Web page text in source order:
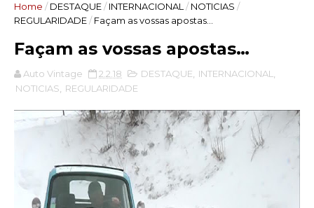
Home / DESTAQUE/ INTERNACIONAL / NOTICIAS /
REGULARIDADE/ Façam as vossas apostas…
Façam as vossas apostas…
Auto Vintage 2.2.18 DESTAQUE INTERNACIONAL
NOTICIAS
REGULARIDADE